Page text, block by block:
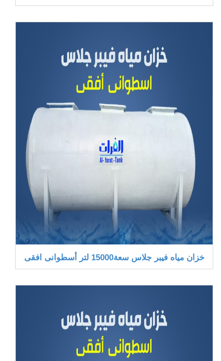
خزان مياه فيبر جلاس سعة15000 لتر أسطوانى افقى